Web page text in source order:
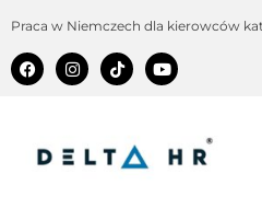
Praca w Niemczech dla kierowców